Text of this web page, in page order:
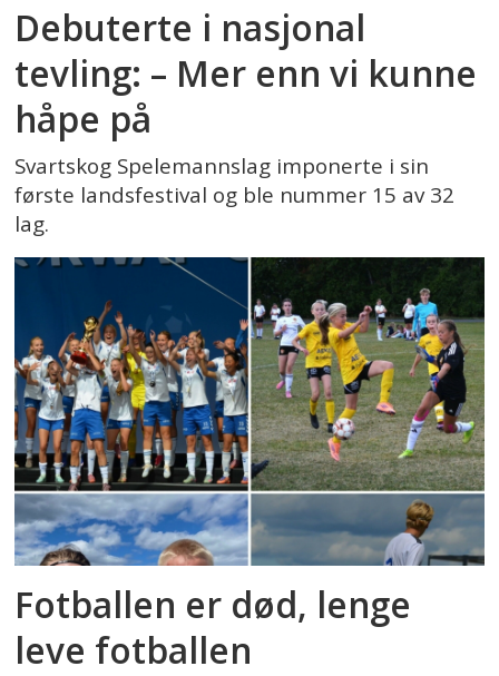
Debuterte i nasjonal
tevling: – Mer enn vi kunne
håpe på
Svartskog Spelemannslag imponerte i sin
første landsfestival og ble nummer 15 av 32
lag.
Fotballen er død, lenge
leve fotballen